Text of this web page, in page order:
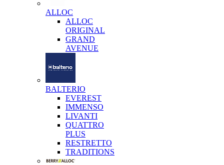
ALLOC
ALLOC
ORIGINAL
GRAND
AVENUE
BALTERIO
EVEREST
IMMENSO
LIVANTI
QUATTRO
PLUS
RESTRETTO
TRADITIONS